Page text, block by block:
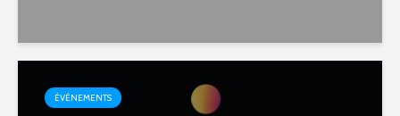
ÉVÉNEMENTS